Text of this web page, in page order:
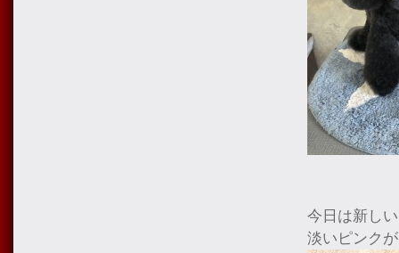
今日は新し
淡いピンク